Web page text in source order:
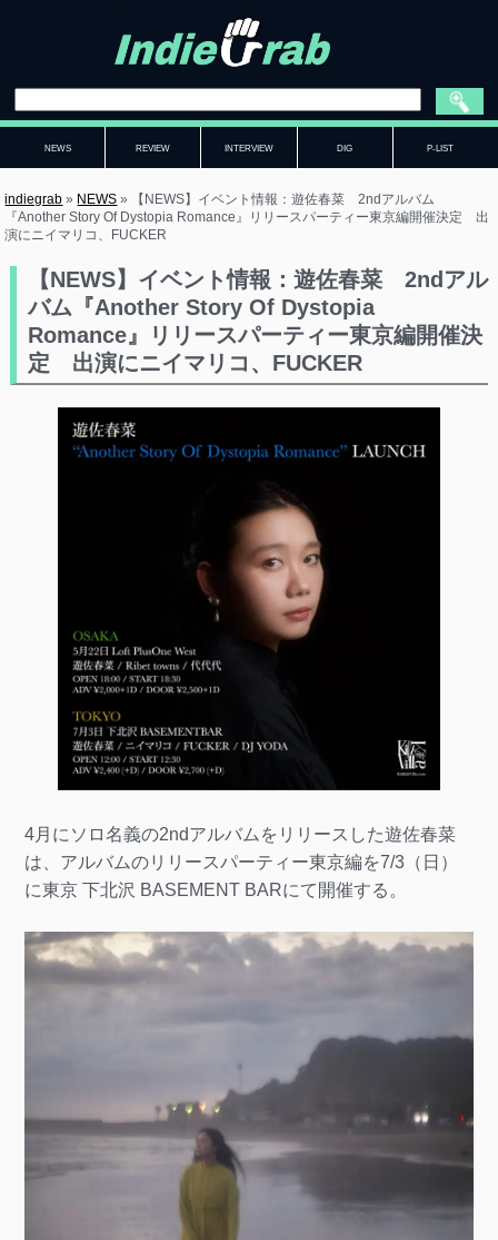
NEWS REVIEW INTERVIEW DIG P-LIST
indiegrab » NEWS »
【NEWS】イベント情報：遊佐春菜 2ndアルバム
『Another Story Of Dystopia Romance』リリースパーティー東京編開催決定 出
演にニイマリコ、FUCKER
【NEWS】イベント情報：遊佐春菜 2ndアル
バム『Another Story Of Dystopia
Romance』リリースパーティー東京編開催決
定 出演にニイマリコ、FUCKER
4月にソロ名義の2ndアルバムをリリースした遊佐春菜
は、アルバムのリリースパーティー東京編を7/3（日）
に東京 下北沢 BASEMENT BARにて開催する。